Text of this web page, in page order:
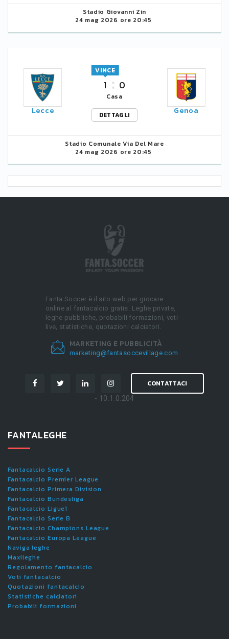
Stadio Giovanni Zin
24 mag 2026 ore 20:45
Lecce
1
VINCE
0
Casa
DETTAGLI
Genoa
Stadio Comunale Via Del Mare
24 mag 2026 ore 20:45
Fanta.Soccer è il sito web per giocare
online al fantacalcio gratis. Leghe private,
leghe pubbliche, probabili formazioni, voti
live, statistiche, quotazioni calciatori.
MARKETING E PUBBLICITÀ
marketing@fantasoccevillage.com
CONTATTACI
- 10.1.0.204
FANTALEGHE
Fantacalcio Serie A
Fantacalcio Premier League
Fantacalcio Primera Division
Fantacalcio Bundesliga
Fantacalcio Ligue1
Fantacalcio Serie B
Fantacalcio Champions League
Fantacalcio Europa League
Naviga leghe
Maxileghe
Regolamento fantacalcio
Voti fantacalcio
Quotazioni fantacalcio
Statistiche calciatori
Probabili formazioni